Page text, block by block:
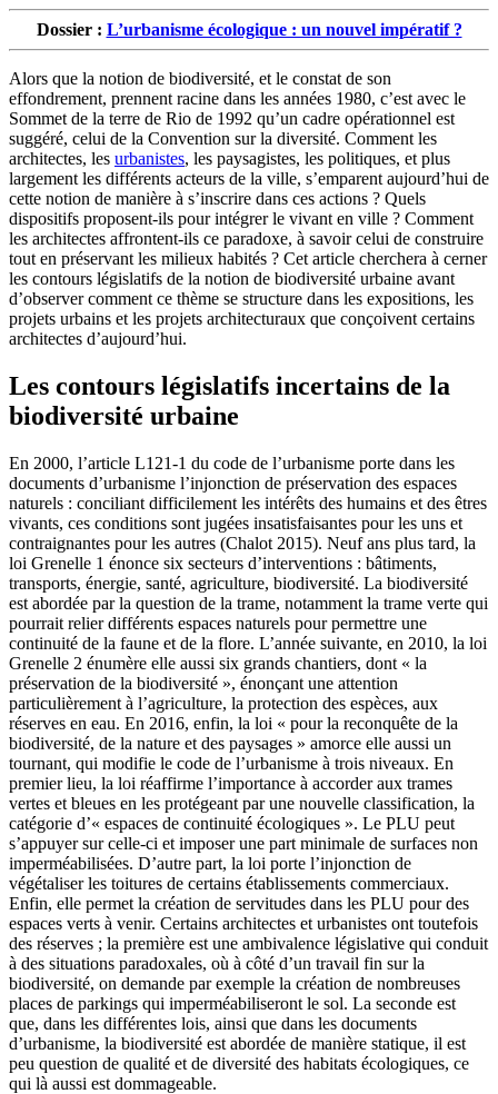
Dossier : L’urbanisme écologique : un nouvel impératif ?
Alors que la notion de biodiversité, et le constat de son
effondrement, prennent racine dans les années 1980, c’est avec le
Sommet de la terre de Rio de 1992 qu’un cadre opérationnel est
suggéré, celui de la Convention sur la diversité. Comment les
architectes, les urbanistes, les paysagistes, les politiques, et plus
largement les différents acteurs de la ville, s’emparent aujourd’hui de
cette notion de manière à s’inscrire dans ces actions ? Quels
dispositifs proposent-ils pour intégrer le vivant en ville ? Comment
les architectes affrontent-ils ce paradoxe, à savoir celui de construire
tout en préservant les milieux habités ? Cet article cherchera à cerner
les contours législatifs de la notion de biodiversité urbaine avant
d’observer comment ce thème se structure dans les expositions, les
projets urbains et les projets architecturaux que conçoivent certains
architectes d’aujourd’hui.
Les contours législatifs incertains de la
biodiversité urbaine
En 2000, l’article L121-1 du code de l’urbanisme porte dans les
documents d’urbanisme l’injonction de préservation des espaces
naturels : conciliant difficilement les intérêts des humains et des êtres
vivants, ces conditions sont jugées insatisfaisantes pour les uns et
contraignantes pour les autres (Chalot 2015). Neuf ans plus tard, la
loi Grenelle 1 énonce six secteurs d’interventions : bâtiments,
transports, énergie, santé, agriculture, biodiversité. La biodiversité
est abordée par la question de la trame, notamment la trame verte qui
pourrait relier différents espaces naturels pour permettre une
continuité de la faune et de la flore. L’année suivante, en 2010, la loi
Grenelle 2 énumère elle aussi six grands chantiers, dont « la
préservation de la biodiversité », énonçant une attention
particulièrement à l’agriculture, la protection des espèces, aux
réserves en eau. En 2016, enfin, la loi « pour la reconquête de la
biodiversité, de la nature et des paysages » amorce elle aussi un
tournant, qui modifie le code de l’urbanisme à trois niveaux. En
premier lieu, la loi réaffirme l’importance à accorder aux trames
vertes et bleues en les protégeant par une nouvelle classification, la
catégorie d’« espaces de continuité écologiques ». Le PLU peut
s’appuyer sur celle-ci et imposer une part minimale de surfaces non
imperméabilisées. D’autre part, la loi porte l’injonction de
végétaliser les toitures de certains établissements commerciaux.
Enfin, elle permet la création de servitudes dans les PLU pour des
espaces verts à venir. Certains architectes et urbanistes ont toutefois
des réserves ; la première est une ambivalence législative qui conduit
à des situations paradoxales, où à côté d’un travail fin sur la
biodiversité, on demande par exemple la création de nombreuses
places de parkings qui imperméabiliseront le sol. La seconde est
que, dans les différentes lois, ainsi que dans les documents
d’urbanisme, la biodiversité est abordée de manière statique, il est
peu question de qualité et de diversité des habitats écologiques, ce
qui là aussi est dommageable.